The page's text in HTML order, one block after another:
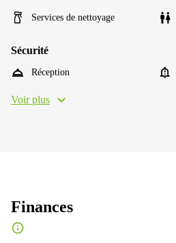
Services de nettoyage
Sécurité
Réception
Voir plus
Finances